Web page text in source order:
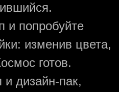
и попробуйте
изменив цвета,
готов.
и дизайн-пак,